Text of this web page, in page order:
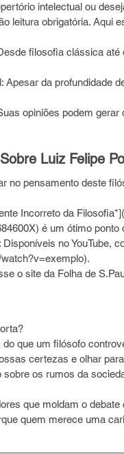
intelectual ou
leitura obrigatória. Aqui
filosofia clássica
Apesar da profundidade
opiniões podem
Luiz Felipe
no pensamento deste
Incorreto da
é um ótimo ponto
no YouTube,
o site da Folha de
que um filósofo
certezas e olhar
os rumos da
que moldam o
quem merece uma